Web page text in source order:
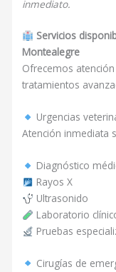
inmediato.
Servicios
Montealegre
Ofrecemos
tratamientos
Urgencias
Atención inmediata
Diagnóstico
Rayos X
Ultrasonido
Laboratorio
Pruebas
Cirugías de